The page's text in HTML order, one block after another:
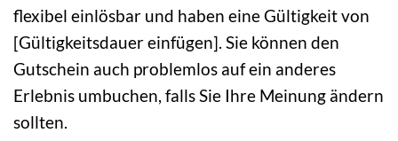
flexibel einlösbar und haben eine Gültigkeit von
[Gültigkeitsdauer einfügen]. Sie können den
Gutschein auch problemlos auf ein anderes
Erlebnis umbuchen, falls Sie Ihre Meinung ändern
sollten.